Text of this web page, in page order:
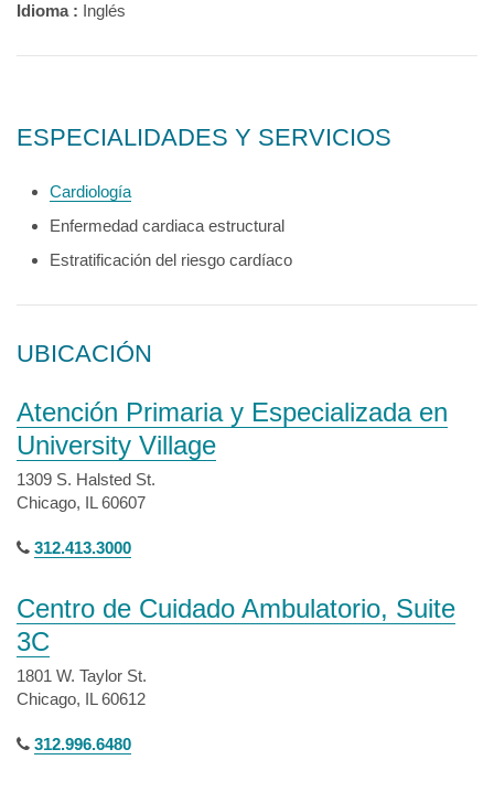
Idioma : Inglés
ESPECIALIDADES Y SERVICIOS
Cardiología
Enfermedad cardiaca estructural
Estratificación del riesgo cardíaco
UBICACIÓN
Atención Primaria y Especializada en
University Village
1309 S. Halsted St.
Chicago, IL 60607
312.413.3000
Centro de Cuidado Ambulatorio, Suite
3C
1801 W. Taylor St.
Chicago, IL 60612
312.996.6480